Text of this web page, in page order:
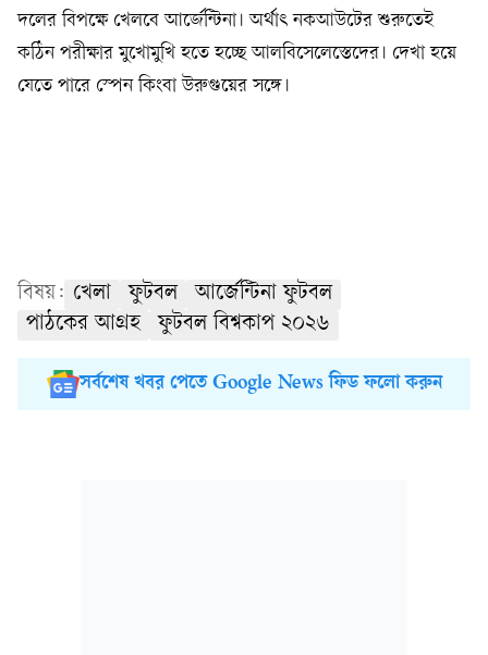
দলের বিপক্ষে খেলবে আর্জেন্টিনা। অর্থাৎ নকআউটের শুরুতেই
কঠিন পরীক্ষার মুখোমুখি হতে হচ্ছে আলবিসেলেস্তেদের। দেখা হয়ে
যেতে পারে স্পেন কিংবা উরুগুয়ের সঙ্গে।
বিষয়: খেলা ফুটবল
আর্জেন্টিনা ফুটবল
পাঠকের আগ্রহ
ফুটবল বিশ্বকাপ ২০২৬
সর্বশেষ খবর পেতে Google News ফিড ফলো করুন